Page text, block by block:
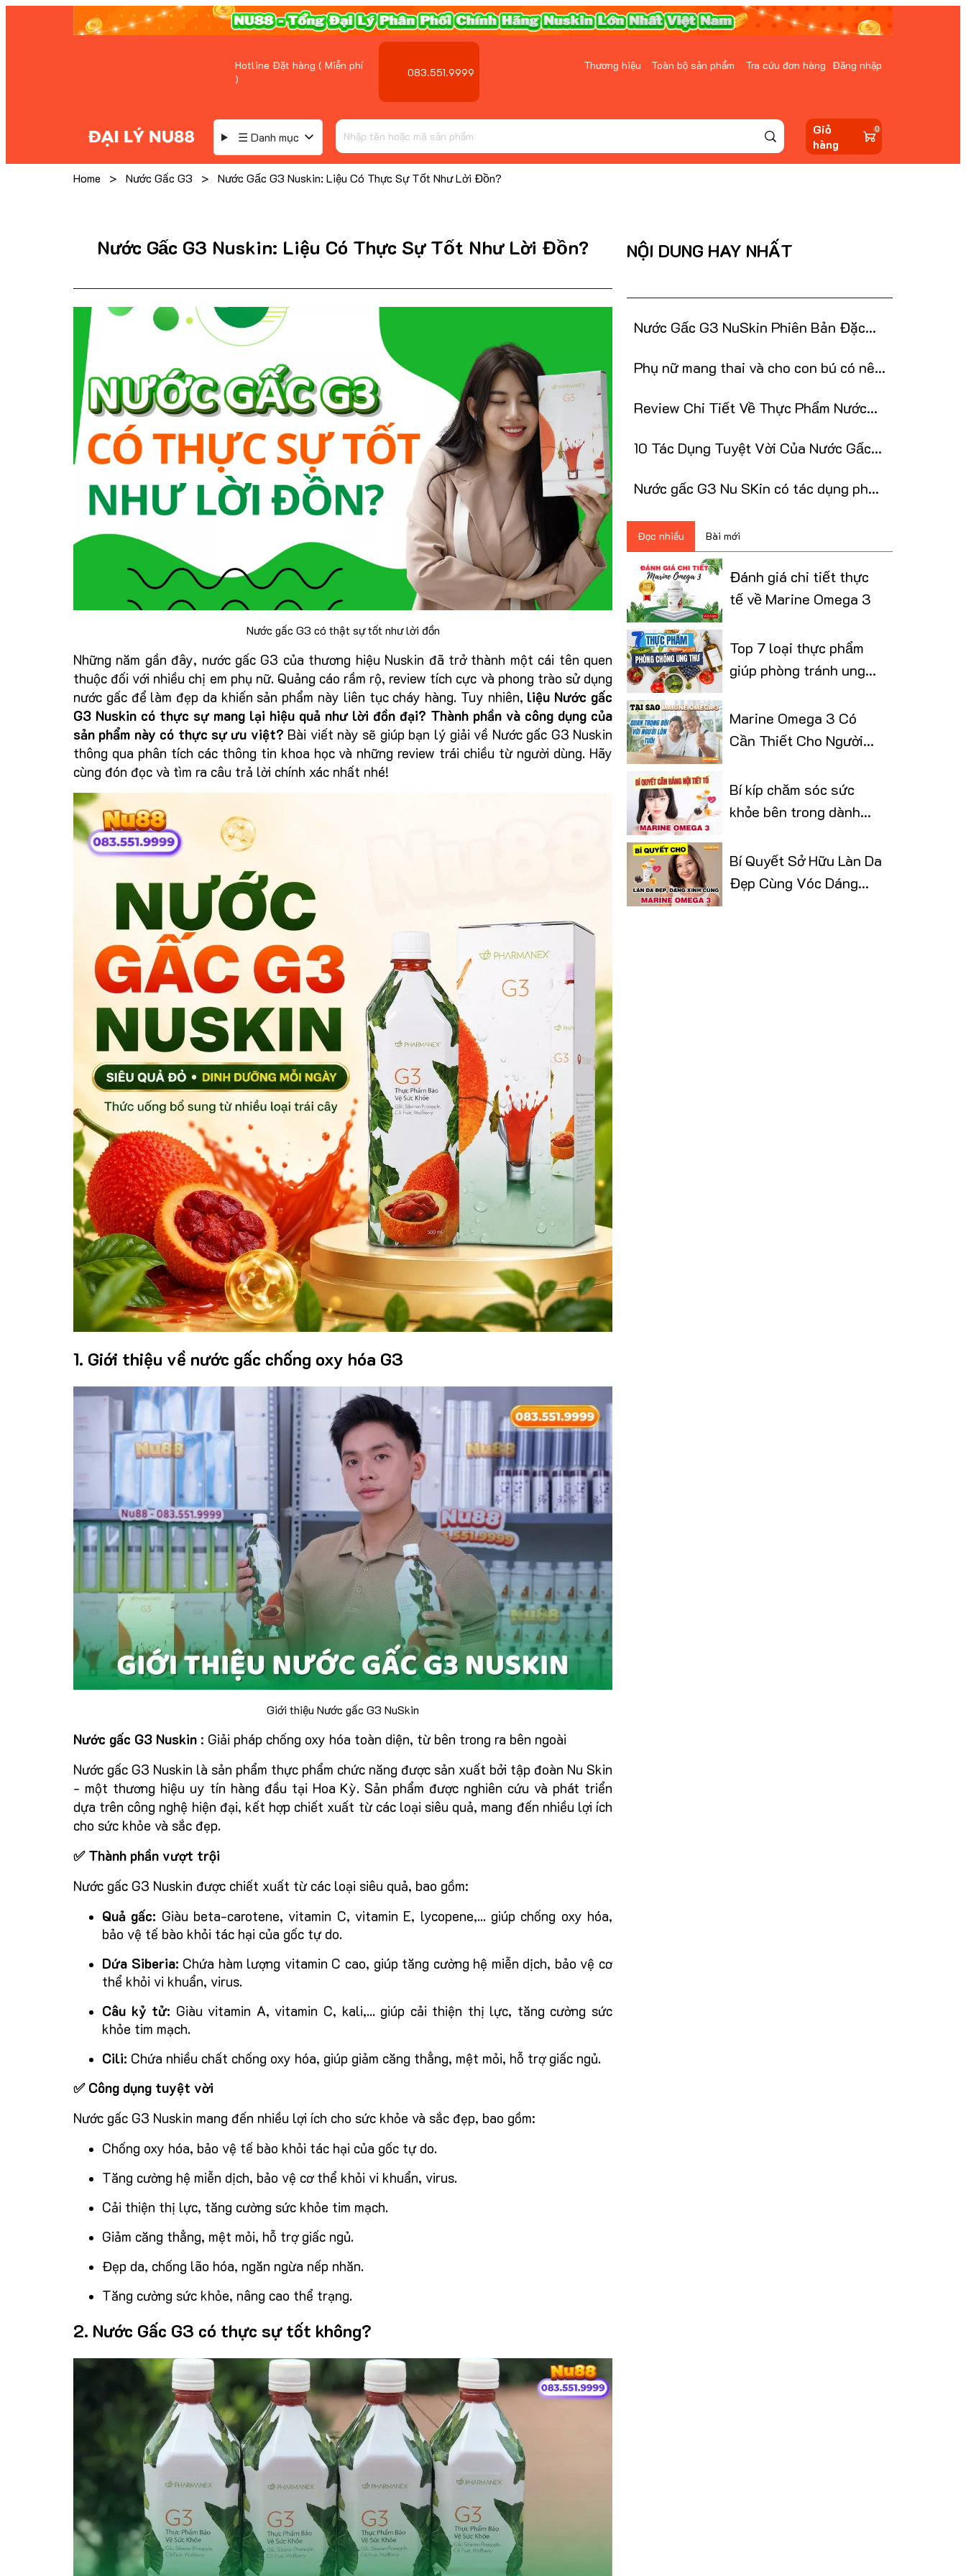
Hotline Đặt hàng ( Miễn phí
)
083.551.9999 Thương hiệu Toàn bộ sản phẩm Tra cứu đơn hàng Đăng nhập
0
Giỏ
hàng
☰ Danh mục
Home > Nước Gấc G3 > Nước Gấc G3 Nuskin: Liệu Có Thực Sự Tốt Như Lời Đồn?
Nước Gấc G3 Nuskin: Liệu Có Thực Sự Tốt Như Lời Đồn?
Nước gấc G3 có thật sự tốt như lời đồn
Những năm gần đây, nước gấc G3 của thương hiệu Nuskin đã trở thành một cái tên quen
thuộc đối với nhiều chị em phụ nữ. Quảng cáo rầm rộ, review tích cực và phong trào sử dụng
nước gấc để làm đẹp da khiến sản phẩm này liên tục cháy hàng. Tuy nhiên, liệu Nước gấc
G3 Nuskin có thực sự mang lại hiệu quả như lời đồn đại? Thành phần và công dụng của
sản phẩm này có thực sự ưu việt? Bài viết này sẽ giúp bạn lý giải về Nước gấc G3 Nuskin
thông qua phân tích các thông tin khoa học và những review trái chiều từ người dùng. Hãy
cùng đón đọc và tìm ra câu trả lời chính xác nhất nhé!
1. Giới thiệu về nước gấc chống oxy hóa G3
Giới thiệu Nước gấc G3 NuSkin
Nước gấc G3 Nuskin : Giải pháp chống oxy hóa toàn diện, từ bên trong ra bên ngoài
Nước gấc G3 Nuskin là sản phẩm thực phẩm chức năng được sản xuất bởi tập đoàn Nu Skin
- một thương hiệu uy tín hàng đầu tại Hoa Kỳ. Sản phẩm được nghiên cứu và phát triển
dựa trên công nghệ hiện đại, kết hợp chiết xuất từ các loại siêu quả, mang đến nhiều lợi ích
cho sức khỏe và sắc đẹp.
✅ Thành phần vượt trội
Nước gấc G3 Nuskin được chiết xuất từ các loại siêu quả, bao gồm:
Quả gấc: Giàu beta-carotene, vitamin C, vitamin E, lycopene,... giúp chống oxy hóa,
bảo vệ tế bào khỏi tác hại của gốc tự do.
Dứa Siberia: Chứa hàm lượng vitamin C cao, giúp tăng cường hệ miễn dịch, bảo vệ cơ
thể khỏi vi khuẩn, virus.
Câu kỷ tử: Giàu vitamin A, vitamin C, kali,... giúp cải thiện thị lực, tăng cường sức
khỏe tim mạch.
Cili: Chứa nhiều chất chống oxy hóa, giúp giảm căng thẳng, mệt mỏi, hỗ trợ giấc ngủ.
✅ Công dụng tuyệt vời
Nước gấc G3 Nuskin mang đến nhiều lợi ích cho sức khỏe và sắc đẹp, bao gồm:
Chống oxy hóa, bảo vệ tế bào khỏi tác hại của gốc tự do.
Tăng cường hệ miễn dịch, bảo vệ cơ thể khỏi vi khuẩn, virus.
Cải thiện thị lực, tăng cường sức khỏe tim mạch.
Giảm căng thẳng, mệt mỏi, hỗ trợ giấc ngủ.
Đẹp da, chống lão hóa, ngăn ngừa nếp nhăn.
Tăng cường sức khỏe, nâng cao thể trạng.
2. Nước Gấc G3 có thực sự tốt không?
NỘI DUNG HAY NHẤT
Nước Gấc G3 NuSkin Phiên Bản Đặc
Phụ nữ mang thai và cho con bú có nên
Review Chi Tiết Về Thực Phẩm Nước
10 Tác Dụng Tuyệt Vời Của Nước Gấc
Nước gấc G3 Nu SKin có tác dụng phụ
Đọc nhiều Bài mới
Đánh giá chi tiết thực
tế về Marine Omega 3
Top 7 loại thực phẩm
giúp phòng tránh ung
Marine Omega 3 Có
Cần Thiết Cho Người
Bí kíp chăm sóc sức
khỏe bên trong dành
Bí Quyết Sở Hữu Làn Da
Đẹp Cùng Vóc Dáng